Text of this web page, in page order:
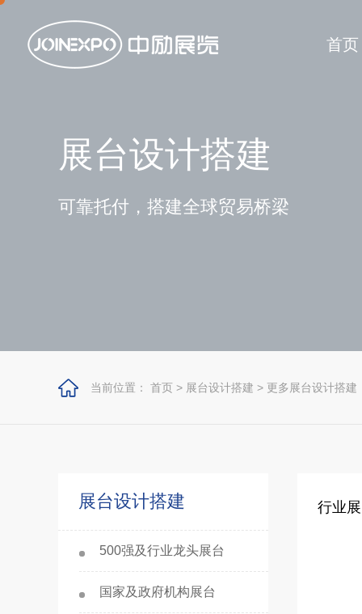
首页
展台设计搭建
可靠托付，搭建全球贸易桥梁
当前位置： 首页 > 展台设计搭建 > 更多展台设计搭建
展台设计搭建
500强及行业龙头展台
国家及政府机构展台
行业